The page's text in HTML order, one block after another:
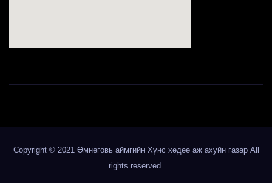
Copyright © 2021 Өмнөговь аймгийн Хүнс хөдөө аж ахуйн газар All
rights reserved.